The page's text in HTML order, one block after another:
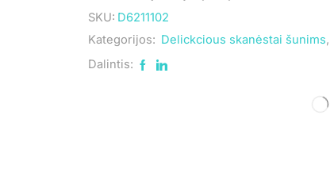
SKU: D6211102
Kategorijos: Delickcious skanėstai šunims,
Dalintis: